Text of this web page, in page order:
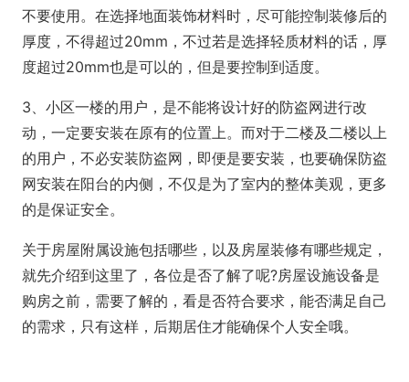
不要使用。在选择地面装饰材料时，尽可能控制装修后的
厚度，不得超过20mm，不过若是选择轻质材料的话，厚
度超过20mm也是可以的，但是要控制到适度。
3、小区一楼的用户，是不能将设计好的防盗网进行改
动，一定要安装在原有的位置上。而对于二楼及二楼以上
的用户，不必安装防盗网，即便是要安装，也要确保防盗
网安装在阳台的内侧，不仅是为了室内的整体美观，更多
的是保证安全。
关于房屋附属设施包括哪些，以及房屋装修有哪些规定，
就先介绍到这里了，各位是否了解了呢?房屋设施设备是
购房之前，需要了解的，看是否符合要求，能否满足自己
的需求，只有这样，后期居住才能确保个人安全哦。